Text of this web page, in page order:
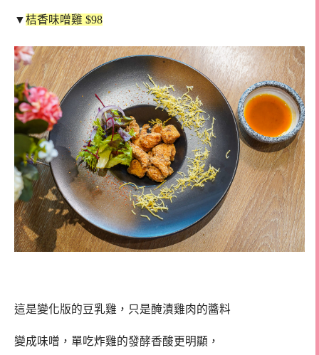
▼桔香味噌雞 $98
這是變化版的豆乳雞，只是醃漬雞肉的醬料
變成味噌，單吃炸雞的發酵香酸更明顯，